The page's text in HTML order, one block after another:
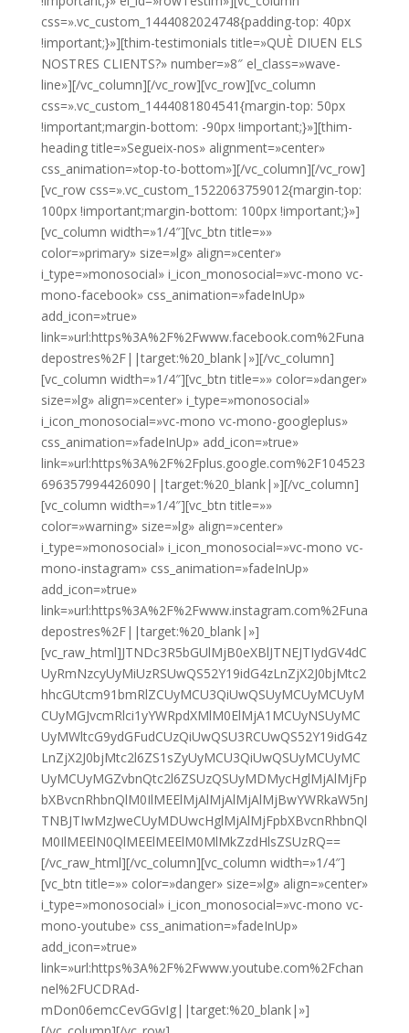
css=».vc_custom_1444082024748{padding-top: 40px
!important;}»][thim-testimonials title=»QUÈ DIUEN ELS
NOSTRES CLIENTS?» number=»8″ el_class=»wave-
line»][/vc_column][/vc_row][vc_row][vc_column
css=».vc_custom_1444081804541{margin-top: 50px
!important;margin-bottom: -90px !important;}»][thim-
heading title=»Segueix-nos» alignment=»center»
css_animation=»top-to-bottom»][/vc_column][/vc_row]
[vc_row css=».vc_custom_1522063759012{margin-top:
100px !important;margin-bottom: 100px !important;}»]
[vc_column width=»1/4″][vc_btn title=»»
color=»primary» size=»lg» align=»center»
i_type=»monosocial» i_icon_monosocial=»vc-mono vc-
mono-facebook» css_animation=»fadeInUp»
add_icon=»true»
link=»url:https%3A%2F%2Fwww.facebook.com%2Funa
depostres%2F||target:%20_blank|»][/vc_column]
[vc_column width=»1/4″][vc_btn title=»» color=»danger»
size=»lg» align=»center» i_type=»monosocial»
i_icon_monosocial=»vc-mono vc-mono-googleplus»
css_animation=»fadeInUp» add_icon=»true»
link=»url:https%3A%2F%2Fplus.google.com%2F104523
696357994426090||target:%20_blank|»][/vc_column]
[vc_column width=»1/4″][vc_btn title=»»
color=»warning» size=»lg» align=»center»
i_type=»monosocial» i_icon_monosocial=»vc-mono vc-
mono-instagram» css_animation=»fadeInUp»
add_icon=»true»
link=»url:https%3A%2F%2Fwww.instagram.com%2Funa
depostres%2F||target:%20_blank|»]
[vc_raw_html]JTNDc3R5bGUlMjB0eXBlJTNEJTIydGV4dC
UyRmNzcyUyMiUzRSUwQS52Y19idG4zLnZjX2J0bjMtc2
hhcGUtcm91bmRlZCUyMCU3QiUwQSUyMCUyMCUyM
CUyMGJvcmRlci1yYWRpdXMlM0ElMjA1MCUyNSUyMC
UyMWltcG9ydGFudCUzQiUwQSU3RCUwQS52Y19idG4z
LnZjX2J0bjMtc2l6ZS1sZyUyMCU3QiUwQSUyMCUyMC
UyMCUyMGZvbnQtc2l6ZSUzQSUyMDMycHglMjAlMjFp
bXBvcnRhbnQlM0IlMEElMjAlMjAlMjAlMjBwYWRkaW5nJ
TNBJTIwMzJweCUyMDUwcHglMjAlMjFpbXBvcnRhbnQl
M0IlMEElN0QlMEElMEElM0MlMkZzdHlsZSUzRQ==
[/vc_raw_html][/vc_column][vc_column width=»1/4″]
[vc_btn title=»» color=»danger» size=»lg» align=»center»
i_type=»monosocial» i_icon_monosocial=»vc-mono vc-
mono-youtube» css_animation=»fadeInUp»
add_icon=»true»
link=»url:https%3A%2F%2Fwww.youtube.com%2Fchan
nel%2FUCDRAd-
mDon06emcCevGGvIg||target:%20_blank|»]